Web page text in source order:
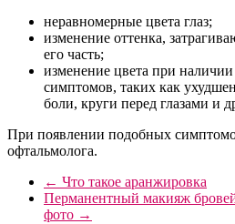
неравномерные цвета глаз;
изменение оттенка,
его часть;
изменение цвета при
симптомов, таких как
боли, круги перед глазами и
При появлении подобных
офтальмолога.
← Что такое аранжировка
Перманентный макияж
фото →